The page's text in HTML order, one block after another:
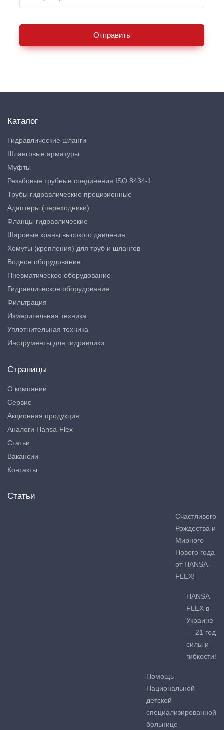
Отправить
Каталог
Гидравлические шланги
Шланговые арматуры
Муфты
Резьбовые трубные соединения ISO 8434-1
Трубы гидравлические прецизионные
Адаптеры (переходники)
Фланцы гидравлические
Шаровые краны высокого давления
Хомуты (крепления) для труб и шлангов
Водное оборудование
Пневматическое оборудование
Гидравлическое оборудование
Фильтрация
Измерительная техника
Уплотнительная техника
Инструменты для гидравлики
Страницы
О компании
Сервис
Акционная продукция
Аналоги Hansa-Flex
Статьи
Вакансии
Контакты
Статьи
Счастливого
Рождества и
Мирного
Нового года
от HANSA-
FLEX!
HANSA-
FLEX в
Украине
— 21 год
силы и
гибкости!
Помощь
Национальной
детской
специализированной
больнице